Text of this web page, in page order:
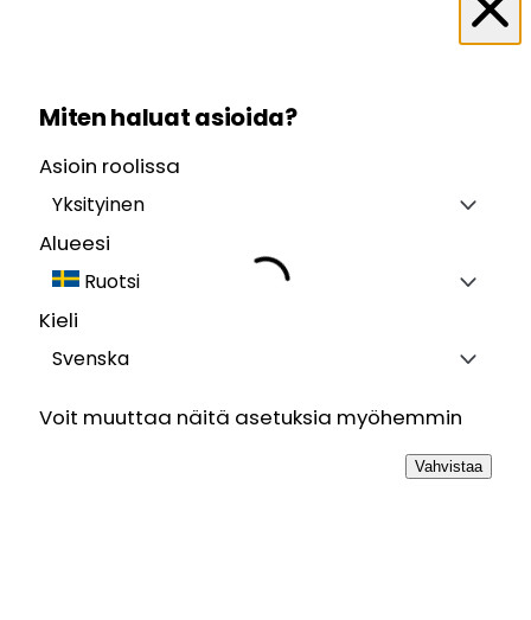
Miten haluat asioida?
Asioin roolissa
Yksityinen
Alueesi
Ruotsi
Kieli
Svenska
Voit muuttaa näitä asetuksia myöhemmin
Vahvistaa